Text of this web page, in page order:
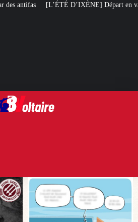
Départ en vacances [L’ÉTÉ BV] «La